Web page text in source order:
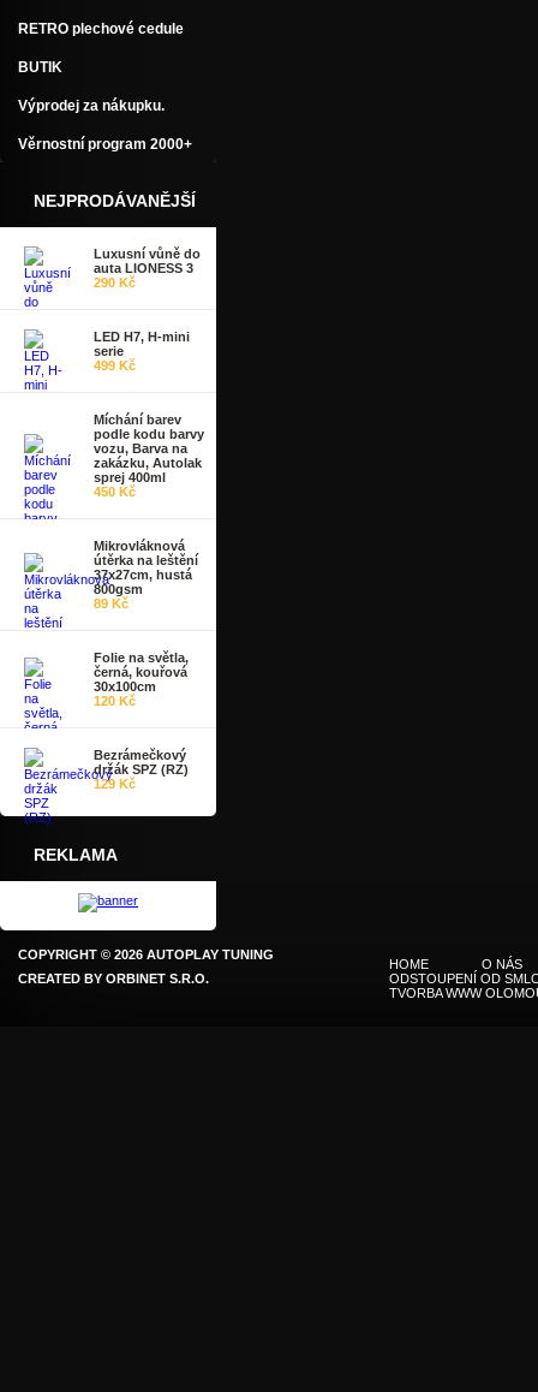
RETRO plechové cedule
BUTIK
Výprodej za nákupku.
Věrnostní program 2000+
NEJPRODÁVANĚJŠÍ
Luxusní vůně do
auta LIONESS 3
290 Kč
LED H7, H-mini
serie
499 Kč
Míchání barev
podle kodu barvy
vozu, Barva na
zakázku, Autolak
sprej 400ml
450 Kč
Mikrovláknová
útěrka na leštění
37x27cm, hustá
800gsm
89 Kč
Folie na světla,
černá, kouřová
30x100cm
120 Kč
Bezrámečkový
držák SPZ (RZ)
129 Kč
REKLAMA
COPYRIGHT © 2026 AUTOPLAY TUNING
CREATED BY ORBINET S.R.O.
HOME
O NÁS
ODSTOUPENÍ OD
TVORBA WWW